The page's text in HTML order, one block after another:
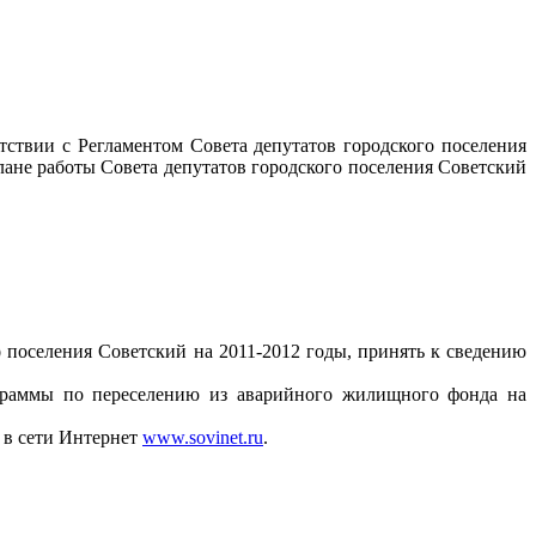
с Регламентом Совета депутатов городского поселения
работы Совета депутатов городского поселения Советский
Советский на 2011-2012 годы, принять к сведению
по переселению из аварийного жилищного фонда на
сети Интернет www.sovinet.ru.